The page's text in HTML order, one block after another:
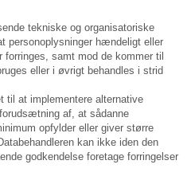
tekniske og organisatoriske
personoplysninger hændeligt eller
samt mod de kommer til
eller i øvrigt behandles i strid
til at implementere alternative
af, at sådanne
opfylder eller giver større
kan ikke iden den
godkendelse foretage forringelser